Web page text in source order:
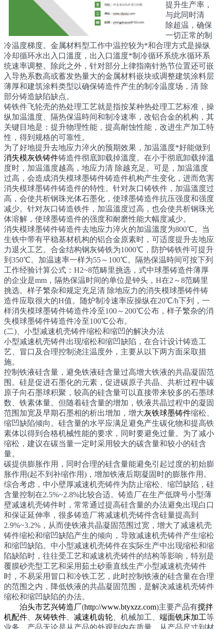
提升生产率，
与此同时清
除超温，确保
一切正常的制
冷温度梯度。金属材料型工作中温控较为*和合理方式是操纵
冷却循环水出入口溫度，出入口溫度*制冷循环系统水循环系
统速率调整。除此之外，针对部分上律指南针热节位置还可嵌
入导热系数高或蓄发热量大的金属材料嵌块或调整建筑涂料层
薄厚和建筑涂料类型以确保铸造件产生的制冷温度场，清 除
部分铸造缺陷缺点。
铸铁件飞轮壳的热处理工艺就是指按某种热处理工艺标准，操
纵加温溫度、隔热保温時间和制冷速率，改铝合金的机构，其
关键目地是：提升物理性能，提高耐蚀性能，改进生产加工特
性，得到规格的可靠性。
为了好地提升去地应力淬火的预期效果，加温溫度*好能做到
消失模灰铁铸件铸造件彻底卸载掉溫度。在小于彻底卸载掉溫
度时，加温溫度越高，地应力清 除越充足。可是，加温溫度
过高，会造成消失模球墨铸件铸造件机构产生变化，进而危害
消失模球墨铸件铸造件的特性。针对灰口铸铁件，加温溫度过
高，会使共析钢珠光体石墨化，使球墨铸造件抗压强度和强度
减少。针对灰口铸造铁件，加温溫度过高，也会使共析钢珠光
体溶解，使球墨铸造件的强度和耐磨性能大幅度减少。
消失模球墨铸件铸造件去地应力淬火的加温溫度为800℃。当
生铁中带有平稳基材机构的铝合金原素时，可适度提升去地应
力退火工艺。合金结构钢灰铸铁为1000℃，防护铸铁件可提升
到350℃。加温速率一样为55～100℃。隔热保温時间可按下列
工作经验计算公式：H2~8范畴里挑选，式中球墨铸造件薄厚
的企业是mm，隔热保温时间的单位是钟头，H在2～8范畴里
挑选。样子繁杂和规定充足清 除地应力的消失模球墨铸件铸
造件应取很大的H值。随炉制冷速率应操纵在20℃/h下列，一
样消失模球墨铸件铸造件冷至100～200℃公布，样子繁杂的消
失模球墨铸件铸造件冷至100℃公布。
(二)、小型减速机壳铸件缩松和缩凹的解决办法
小型减速机壳铸件出现缩松和缩凹缺陷，在合计设计铸造工
艺、冒口及合理控制浇注温度外，主要从以下两方面采取措
施。
控制铁液硅含量，避免铁液硅含量过高增大铁液的共晶凝固范
围。硅是促进石墨化的元素，促进碳原子共晶、共析过程中碳
原子向石墨球积聚，较高的硅含量可以直接带来较多的石墨球
数、铁素体量。但随着硅含量的增加，铁液共晶过程中的凝固
范围加宽及早期石墨相的析出增加，增大灰铁球墨铸件缩松、
缩凹缺陷倾向。硅含量的水平应满足避免产生碳化物和提高铁
素体以得到合格机械性能的要求，同时要避免过量。为了减小
缩松，建议在碳当量一定时采用较大的碳含量和较小的硅含
量。
碳提供膨胀作用，同时合理的硅含量能避免引起过度的初始膨
胀作用(起不到补缩作用)，增加铁液后期凝固时的膨胀作用。
综合考虑，中小壁厚减速机壳铸件为防止缩松、缩凹缺陷，硅
含量控制在2.5%~2.8%比较合适。铸造厂在生产低牌号小型薄
壁减速机壳铸件时，常常通过提高硅含量的办法避免出现白口
和保证延伸率，很多铸造厂将减速机壳铸件含硅量提高到
2.9%~3.2%，从而使铁液共晶凝固范围过宽，增大了减速机壳
铸件缩松和缩凹缺陷产生的倾向，导致减速机壳铸件产生缩松
和缩凹缺陷。中小型减速机壳铸件在实际生产中出现缩松和缩
陷缺陷时，往往受工艺和减速机壳铸件的结构等影响，特别是
覆膜砂壳型工艺和采用茹土砂垂直线生产小型减速机壳铸件
时，不易采用冒口和冷铁工艺，此时控制铁液的硅含量在合理
的范围之内，降低铁液的共晶凝固范围，是解决减速机壳铸件
缩松和缩凹缺陷的办法。
泊头市艺兴铸造厂(http://www.btyxzz.com)主要产品有搅拌
机配件
灰铸铁件 减速机齿轮 、机械加工、 端面铣床加工等
业务。产品无论是从产品的外观到内在质量，从产品尺寸到材